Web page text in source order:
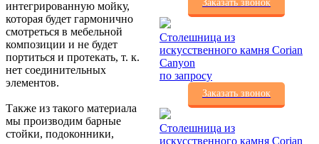
интегрированную мойку,
которая будет гармонично
смотреться в мебельной
композиции и не будет
портиться и протекать, т. к.
нет соединительных
элементов.
Также из такого материала
мы производим барные
стойки, подоконники,
Заказать звонок
Столешница из
искусственного камня Corian
Canyon
по запросу
Заказать звонок
Столешница из
искусственного камня Corian